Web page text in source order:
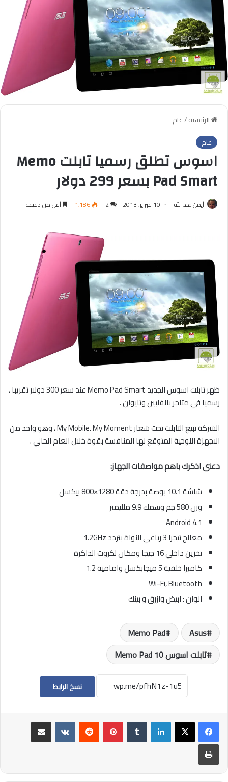
الرئيسية/عام
عام
اسوس تطلق رسميا تابلت Memo
Pad Smart بسعر 299 دولار
أيمن عبد الله 10 فبراير, 2013 2 1٬186 أقل من دقيقة
ظهر تابلت اسوس الجديد Memo Pad Smart عند سعر 300 دولار تقريبا ،
رسميا في متاجر بالفلبين وتايوان .
الشركة تبيع التابلت تحت شعار My Mobile. My Moment ، وهو واحد من
الاجهزة اللوحية المتوقع لها المنافسة بقوة خلال العام الحالي .
دعنى اذكرك باهم مواصفات الجهاز:
شاشة 10.1 بوصة بدرجة دقة 1280×800 بيكسل
وزن 580 جم وسمك 9.9 ملليمتر
Android 4.1
معالج تيجرا 3 رباعي النواة بتردد 1.2GHz
تخزين داخلي 16 جيجا ومكان لكروت الذاكرة
كاميرا خلفية 5 ميجابكسل وامامية 1.2
Wi-Fi, Bluetooth
الوان : ابيض وازرق و بينك
Asus
Memo Pad
تابلت اسوس Memo Pad 10
نسخ الرابط
لينكدإن بينتيريست
مشاركة عبر البريد
طباعة